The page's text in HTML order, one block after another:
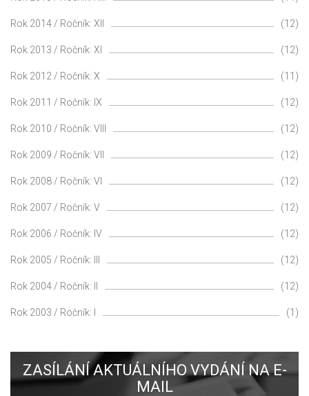
Rok 2014 / Ročník: XII (12)
Rok 2013 / Ročník: XI (12)
Rok 2012 / Ročník: X (11)
Rok 2011 / Ročník: IX (12)
Rok 2010 / Ročník: VIII (12)
Rok 2009 / Ročník: VII (12)
Rok 2008 / Ročník: VI (12)
Rok 2007 / Ročník: V (12)
Rok 2006 / Ročník: IV (12)
Rok 2005 / Ročník: III (12)
Rok 2004 / Ročník: II (12)
Rok 2003 / Ročník: I (1)
ZASÍLÁNÍ AKTUÁLNÍHO VYDÁNÍ NA E-
MAIL